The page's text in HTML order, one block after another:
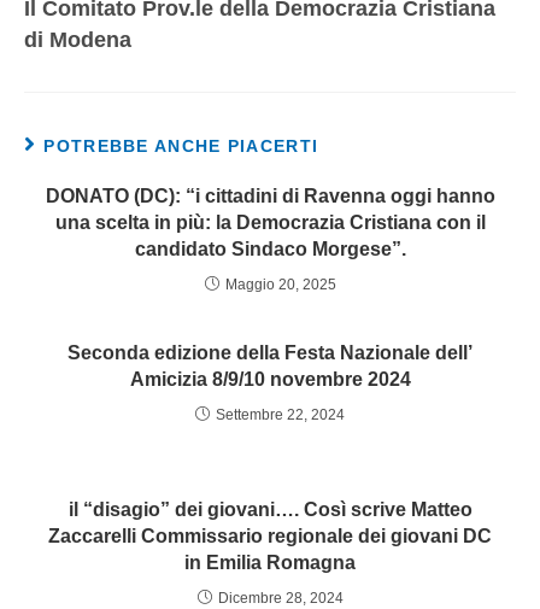
Il Comitato Prov.le della Democrazia Cristiana
di Modena
POTREBBE ANCHE PIACERTI
DONATO (DC): “i cittadini di Ravenna oggi hanno
una scelta in più: la Democrazia Cristiana con il
candidato Sindaco Morgese”.
Maggio 20, 2025
Seconda edizione della Festa Nazionale dell’
Amicizia 8/9/10 novembre 2024
Settembre 22, 2024
il “disagio” dei giovani…. Così scrive Matteo
Zaccarelli Commissario regionale dei giovani DC
in Emilia Romagna
Dicembre 28, 2024